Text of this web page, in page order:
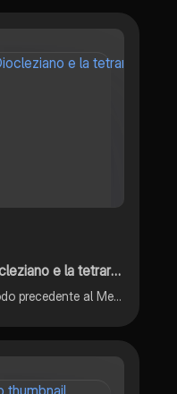
e la fine dell'impero d'Occidente
Riassunto dettagliato del periodo precedente al Medieovo, la tarda antichità, con Diocleziano e le tetrarchia, Costantino e la sua successione da Giuliano a Teodosio e la fine dell'impero d'Occidente